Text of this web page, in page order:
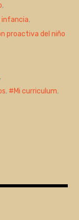
,
infancia,
proactiva del niño
,
, Mi curriculum,